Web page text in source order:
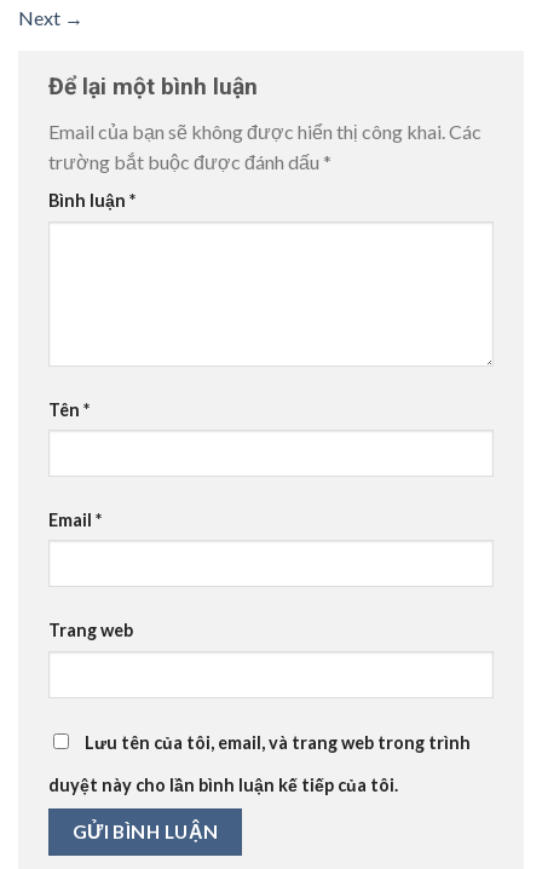
Next →
Để lại một bình luận
Email của bạn sẽ không được hiển thị công khai.Các
trường bắt buộc được đánh dấu *
Bình luận *
Tên *
Email *
Trang web
Lưu tên của tôi, email, và trang web trong trình
duyệt này cho lần bình luận kế tiếp của tôi.